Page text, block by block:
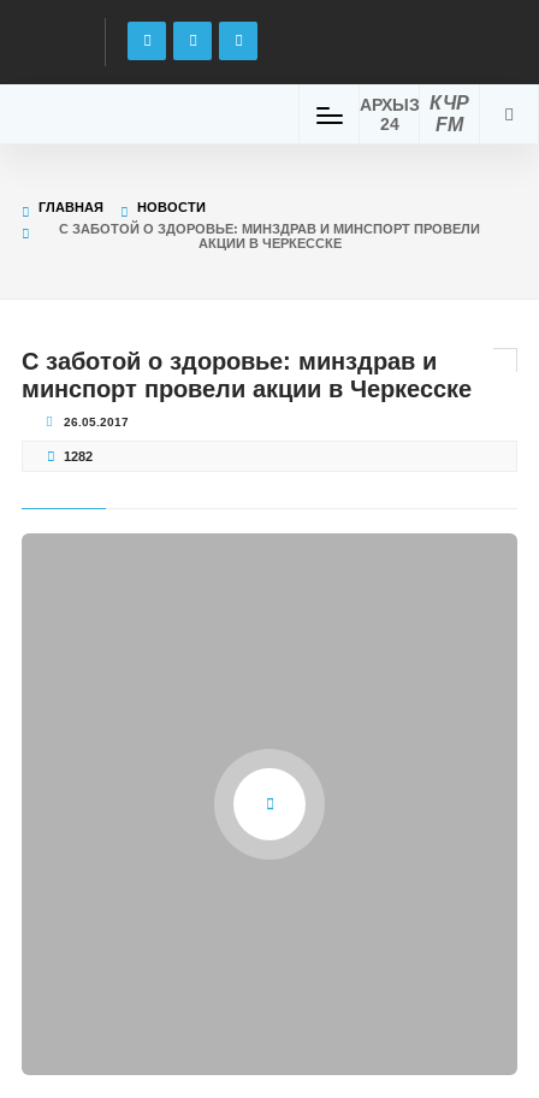
КЧР
FM
АРХЫЗ
24
ГЛАВНАЯ
НОВОСТИ
С ЗАБОТОЙ О ЗДОРОВЬЕ: МИНЗДРАВ И МИНСПОРТ ПРОВЕЛИ
АКЦИИ В ЧЕРКЕССКЕ
С заботой о здоровье: минздрав и
минспорт провели акции в Черкесске
26.05.2017
1282